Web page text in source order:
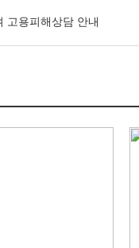
고용피해상담 안내